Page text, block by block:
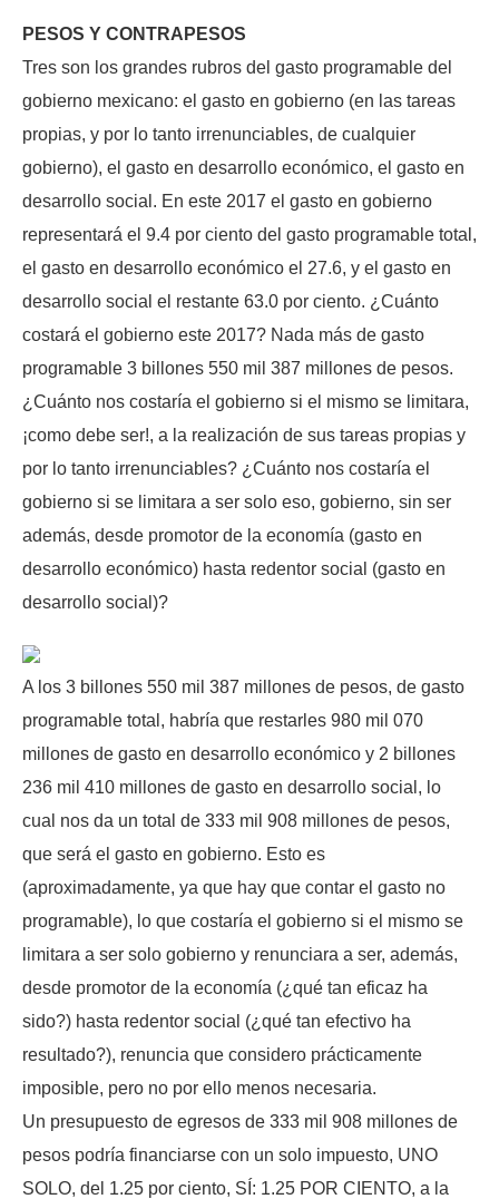
PESOS Y CONTRAPESOS
Tres son los grandes rubros del gasto programable del
gobierno mexicano: el gasto en gobierno (en las tareas
propias, y por lo tanto irrenunciables, de cualquier
gobierno), el gasto en desarrollo económico, el gasto en
desarrollo social. En este 2017 el gasto en gobierno
representará el 9.4 por ciento del gasto programable total,
el gasto en desarrollo económico el 27.6, y el gasto en
desarrollo social el restante 63.0 por ciento. ¿Cuánto
costará el gobierno este 2017? Nada más de gasto
programable 3 billones 550 mil 387 millones de pesos.
¿Cuánto nos costaría el gobierno si el mismo se limitara,
¡como debe ser!, a la realización de sus tareas propias y
por lo tanto irrenunciables? ¿Cuánto nos costaría el
gobierno si se limitara a ser solo eso, gobierno, sin ser
además, desde promotor de la economía (gasto en
desarrollo económico) hasta redentor social (gasto en
desarrollo social)?
A los 3 billones 550 mil 387 millones de pesos, de gasto
programable total, habría que restarles 980 mil 070
millones de gasto en desarrollo económico y 2 billones
236 mil 410 millones de gasto en desarrollo social, lo
cual nos da un total de 333 mil 908 millones de pesos,
que será el gasto en gobierno. Esto es
(aproximadamente, ya que hay que contar el gasto no
programable), lo que costaría el gobierno si el mismo se
limitara a ser solo gobierno y renunciara a ser, además,
desde promotor de la economía (¿qué tan eficaz ha
sido?) hasta redentor social (¿qué tan efectivo ha
resultado?), renuncia que considero prácticamente
imposible, pero no por ello menos necesaria.
Un presupuesto de egresos de 333 mil 908 millones de
pesos podría financiarse con un solo impuesto, UNO
SOLO, del 1.25 por ciento, SÍ: 1.25 POR CIENTO, a la